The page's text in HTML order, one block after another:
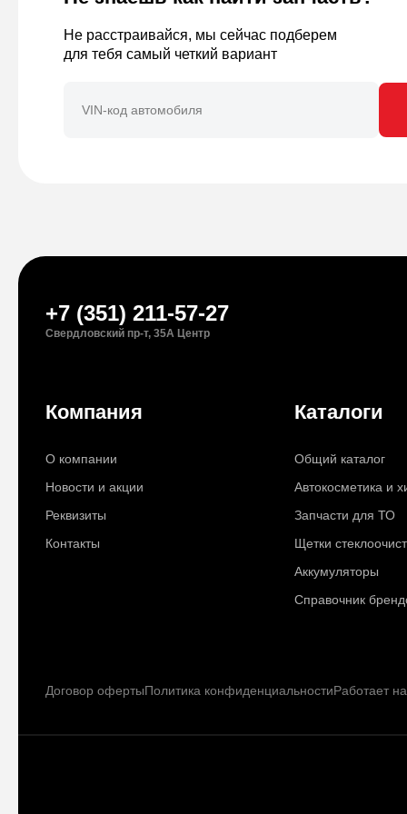
Не расстраивайся, мы сейчас подберем
для тебя самый четкий вариант
+7 (351) 211-57-27
Свердловский пр-т, 35А Центр
Компания
О компании
Новости и акции
Реквизиты
Контакты
Каталоги
Общий каталог
Автокосметика и
Запчасти для ТО
Щетки
Аккумуляторы
Справочник
Договор офертыПолитика конфиденциальностиРаботает